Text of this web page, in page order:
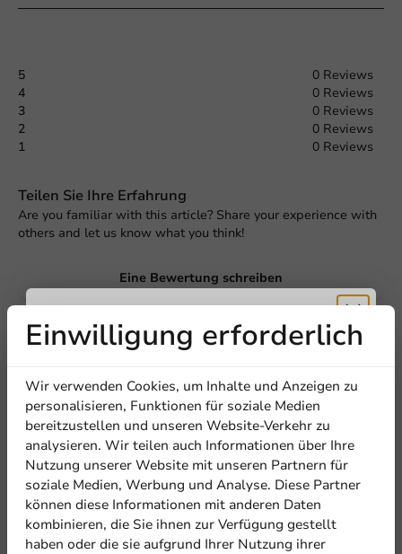
5
0 Reviews
4
0 Reviews
3
0 Reviews
2
0 Reviews
1
0 Reviews
Teilen Sie Ihre Erfahrung
Are you familiar with this article? Share your experience with
others and let us know what you think!
Eine Bewertung schreiben
Be the first to write a review
Siegelrand/Integration CPET-Schale 227x177mm 1V
Einwilligung erforderlich
Wir verwenden Cookies, um Inhalte und Anzeigen zu
personalisieren, Funktionen für soziale Medien
bereitzustellen und unseren Website-Verkehr zu
analysieren. Wir teilen auch Informationen über Ihre
Nutzung unserer Website mit unseren Partnern für
soziale Medien, Werbung und Analyse. Diese Partner
können diese Informationen mit anderen Daten
kombinieren, die Sie ihnen zur Verfügung gestellt
haben oder die sie aufgrund Ihrer Nutzung ihrer
Erhalten Sie
5% Rabatt
Abonnieren Sie unseren
Newsletter!